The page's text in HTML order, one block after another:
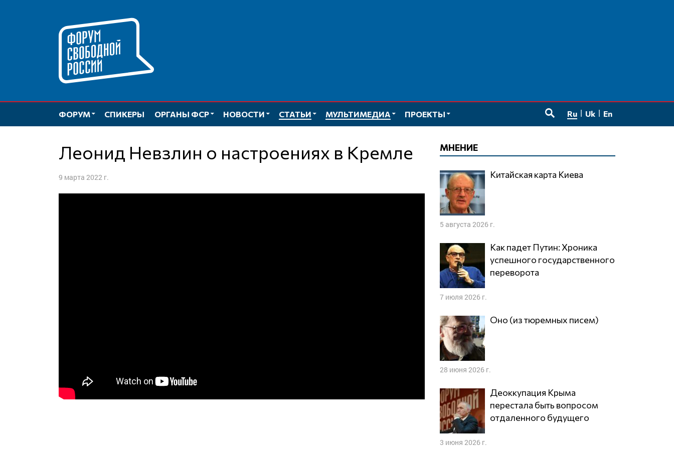
ФОРУМ СПИКЕРЫ ОРГАНЫ ФСР НОВОСТИ СТАТЬИ МУЛЬТИМЕДИА
ПРОЕКТЫ
Ru Uk En
Леонид Невзлин о настроениях в Кремле
9 марта 2022 г.
МНЕНИЕ
Китайская карта Киева
5 августа 2026 г.
Как падет Путин: Хроника
успешного государственного
переворота
7 июля 2026 г.
Оно (из тюремных писем)
28 июня 2026 г.
Деоккупация Крыма
перестала быть вопросом
отдаленного будущего
3 июня 2026 г.